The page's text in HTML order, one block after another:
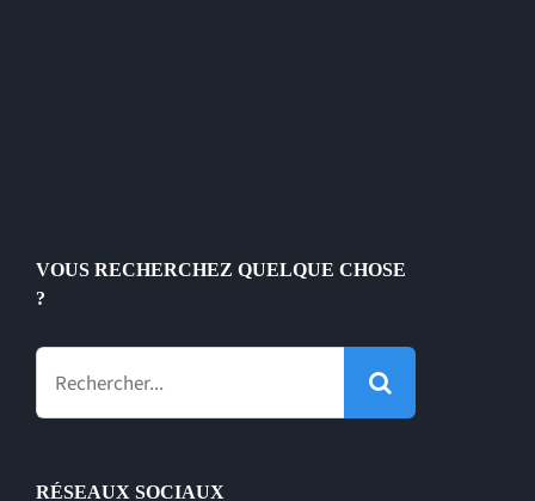
VOUS RECHERCHEZ QUELQUE CHOSE
?
Rechercher:
RÉSEAUX SOCIAUX